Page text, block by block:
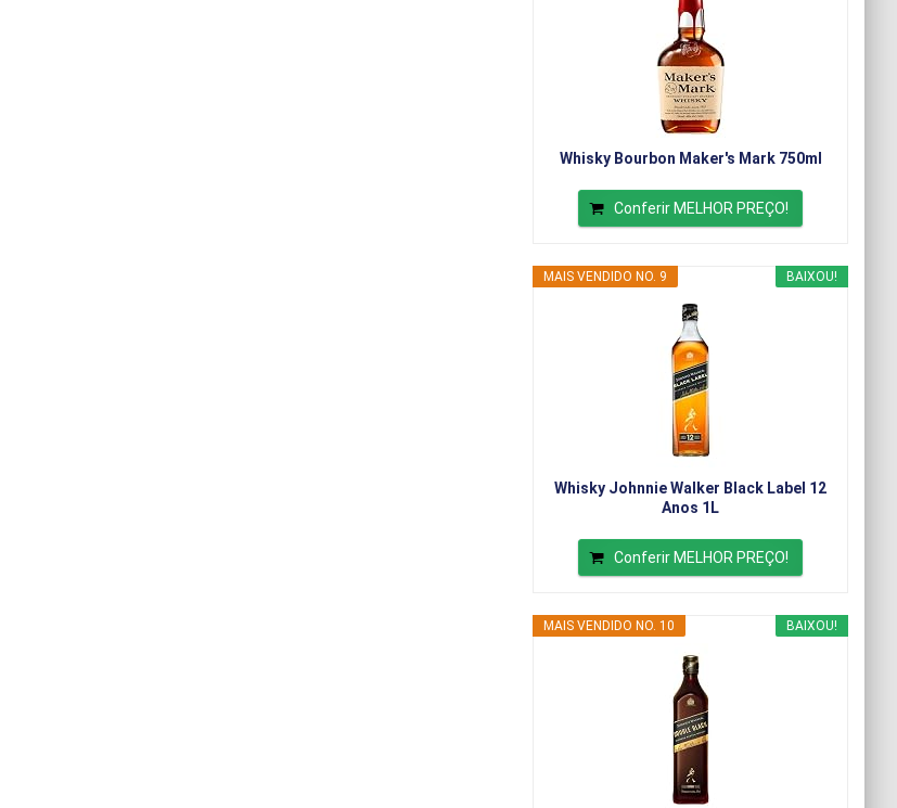
Whisky Bourbon Maker's Mark 750ml
Conferir MELHOR PREÇO!
BAIXOU!
MAIS VENDIDO NO. 9
Whisky Johnnie Walker Black Label 12
Anos 1L
Conferir MELHOR PREÇO!
BAIXOU!
MAIS VENDIDO NO. 10